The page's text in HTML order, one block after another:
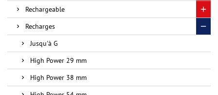
Rechargeable
Recharges
Jusqu'à G
High Power 29 mm
High Power 38 mm